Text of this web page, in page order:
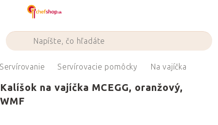
Servírovacie pomôcky Na vajíčka
Kalíšok na vajíčka MCEGG, oranžový,
WMF